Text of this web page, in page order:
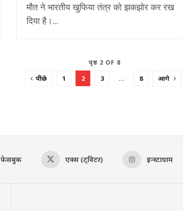
मौत ने भारतीय खुफिया तंत्र को झकझोर कर रख
दिया है।...
पृष्ठ 2 OF 8
पीछे 1 2 3 … 8 आगे
फेसबुक एक्स (ट्विटर) इन्स्टाग्राम